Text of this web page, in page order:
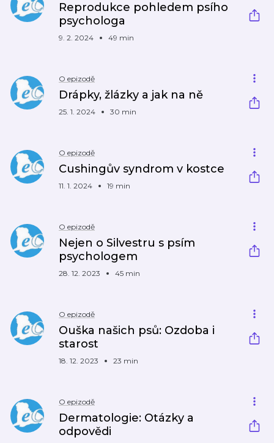
Reprodukce pohledem psího
psychologa
9. 2. 2024 49 min
O epizodě
Drápky, žlázky a jak na ně
25. 1. 2024 30 min
O epizodě
Cushingův syndrom v kostce
11. 1. 2024 19 min
O epizodě
Nejen o Silvestru s psím
psychologem
28. 12. 2023 45 min
O epizodě
Ouška našich psů: Ozdoba i
starost
18. 12. 2023 23 min
O epizodě
Dermatologie: Otázky a
odpovědi